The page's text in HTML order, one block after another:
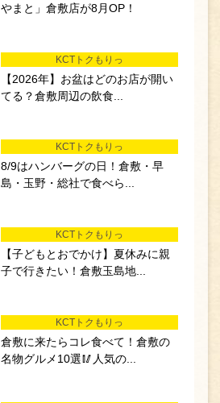
やまと」倉敷店が8月OP！
KCTトクもりっ
【2026年】お盆はどのお店が開い
てる？倉敷周辺の飲食...
KCTトクもりっ
8/9はハンバーグの日！倉敷・早
島・玉野・総社で食べら...
KCTトクもりっ
【子どもとおでかけ】夏休みに親
子で行きたい！倉敷玉島地...
KCTトクもりっ
倉敷に来たらコレ食べて！倉敷の
名物グルメ10選🥢人気の...